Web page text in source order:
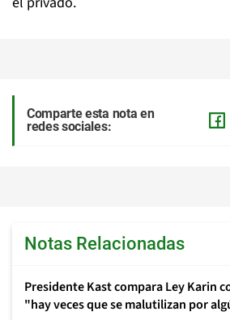
Comparte esta nota en
redes sociales:
Notas Relacionadas
Presidente Kast compara Ley Karin
"hay veces que se malutilizan por